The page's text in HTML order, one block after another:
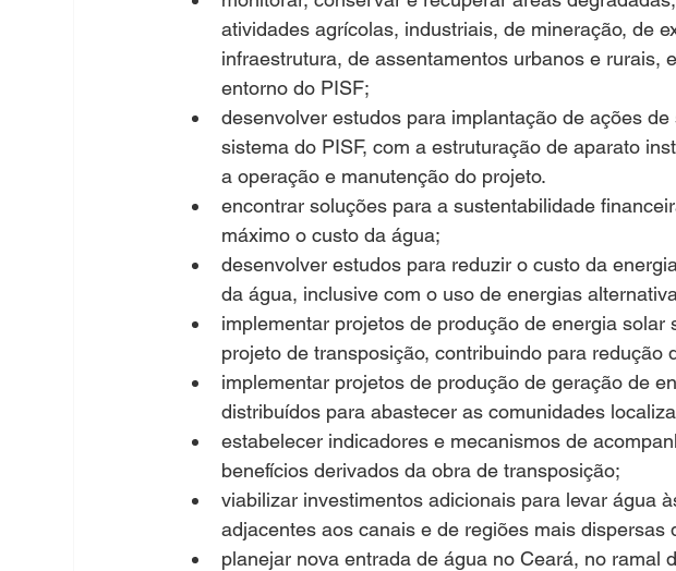
atividades agrícolas, industriais, de mineração, de
infraestrutura, de assentamentos urbanos e rurais,
entorno do PISF;
desenvolver estudos para implantação de ações
sistema do PISF, com a estruturação de aparato
a operação e manutenção do projeto.
encontrar soluções para a sustentabilidade
máximo o custo da água;
desenvolver estudos para reduzir o custo da
da água, inclusive com o uso de energias
implementar projetos de produção de energia
projeto de transposição, contribuindo para redução
implementar projetos de produção de geração de
distribuídos para abastecer as comunidades
estabelecer indicadores e mecanismos de
benefícios derivados da obra de transposição;
viabilizar investimentos adicionais para levar água
adjacentes aos canais e de regiões mais dispersas
planejar nova entrada de água no Ceará, no ramal